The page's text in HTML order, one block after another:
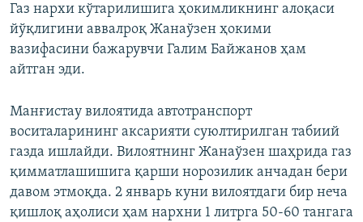
Газ нархи кўтарилишига ҳокимликнинг алоқаси
йўқлигини аввалроқ Жанаўзен ҳокими
вазифасини бажарувчи Галим Байжанов ҳам
айтган эди.
Манғистау вилоятида автотранспорт
воситаларининг аксарияти суюлтирилган табиий
газда ишлайди. Вилоятнинг Жанаўзен шаҳрида газ
қимматлашишига қарши норозилик анчадан бери
давом этмоқда. 2 январь куни вилоятдаги бир неча
қишлоқ аҳолиси ҳам нархни 1 литрга 50-60 тангага